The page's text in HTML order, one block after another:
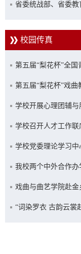
省委统战部、省委
校园传真
第五届“梨花杯”全
示活动优秀成果展
第五届“梨花杯”戏
学校开展心理团辅
学校召开人才工作联
学校党委理论学习
我校两个中外合作
办学专项评估
戏曲与曲艺学院赴金
约续签活动
“词染罗衣 古韵云裳